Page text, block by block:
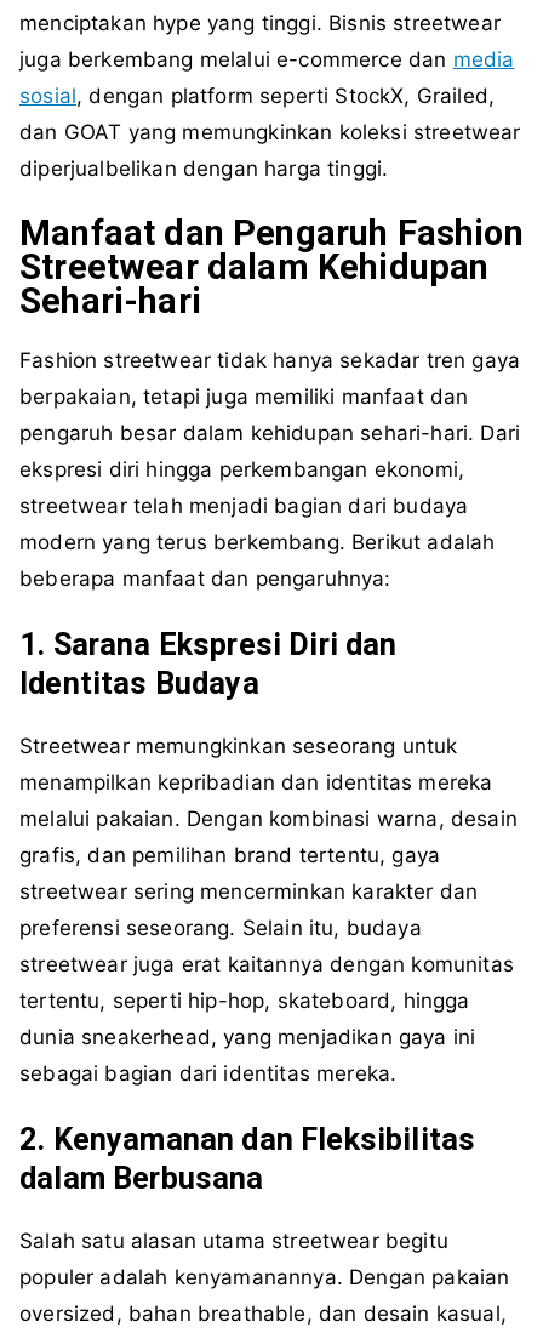
menciptakan hype yang tinggi. Bisnis streetwear
juga berkembang melalui e-commerce dan media
sosial, dengan platform seperti StockX, Grailed,
dan GOAT yang memungkinkan koleksi streetwear
diperjualbelikan dengan harga tinggi.
Manfaat dan Pengaruh Fashion
Streetwear dalam Kehidupan
Sehari-hari
Fashion streetwear tidak hanya sekadar tren gaya
berpakaian, tetapi juga memiliki manfaat dan
pengaruh besar dalam kehidupan sehari-hari. Dari
ekspresi diri hingga perkembangan ekonomi,
streetwear telah menjadi bagian dari budaya
modern yang terus berkembang. Berikut adalah
beberapa manfaat dan pengaruhnya:
1. Sarana Ekspresi Diri dan
Identitas Budaya
Streetwear memungkinkan seseorang untuk
menampilkan kepribadian dan identitas mereka
melalui pakaian. Dengan kombinasi warna, desain
grafis, dan pemilihan brand tertentu, gaya
streetwear sering mencerminkan karakter dan
preferensi seseorang. Selain itu, budaya
streetwear juga erat kaitannya dengan komunitas
tertentu, seperti hip-hop, skateboard, hingga
dunia sneakerhead, yang menjadikan gaya ini
sebagai bagian dari identitas mereka.
2. Kenyamanan dan Fleksibilitas
dalam Berbusana
Salah satu alasan utama streetwear begitu
populer adalah kenyamanannya. Dengan pakaian
oversized, bahan breathable, dan desain kasual,